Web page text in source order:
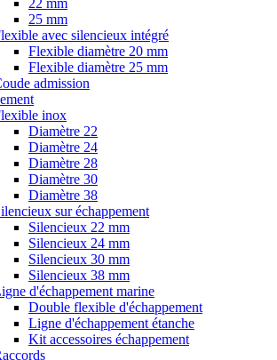
22 mm
25 mm
avec silencieux intégré
Flexible diamètre 20 mm
Flexible diamètre 25 mm
admission
inox
Diamètre 22
Diamètre 24
Diamètre 28
Diamètre 30
Diamètre 38
sur échappement
Silencieux 22 mm
Silencieux 24 mm
Silencieux 30 mm
Silencieux 38 mm
d'échappement marine
Double flexible d'échappement
Ligne d'échappement étanche
Kit accessoires échappement